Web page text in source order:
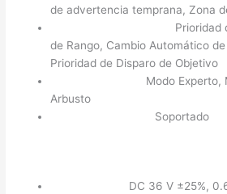
de advertencia temprana, Zona
Prioridad
de Rango, Cambio Automático
Prioridad de Disparo de Objetivo
Modo Experto,
Arbusto
Soportado
DC 36 V ±25%,